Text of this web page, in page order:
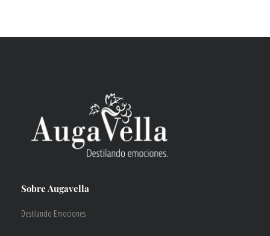
Sobre Augavella
Destilando Emociones